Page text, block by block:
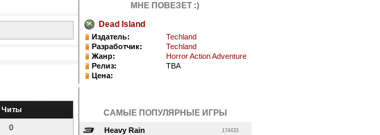
Читы
0
МНЕ ПОВЕЗЕТ :)
Dead Island
Издатель:
Techland
Разработчик:
Techland
Жанр:
Horror Action Adventure
Релиз:
TBA
Цена:
САМЫЕ ПОПУЛЯРНЫЕ ИГРЫ
Heavy Rain 174433